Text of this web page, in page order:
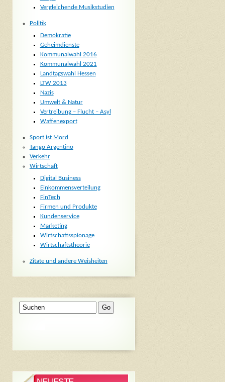
Vergleichende Musikstudien
Politik
Demokratie
Geheimdienste
Kommunalwahl 2016
Kommunalwahl 2021
Landtagswahl Hessen
LTW 2013
Nazis
Umwelt & Natur
Vertreibung – Flucht – Asyl
Waffenexport
Sport ist Mord
Tango Argentino
Verkehr
Wirtschaft
Digital Business
Einkommensverteilung
FinTech
Firmen und Produkte
Kundenservice
Marketing
Wirtschaftsspionage
Wirtschaftstheorie
Zitate und andere Weisheiten